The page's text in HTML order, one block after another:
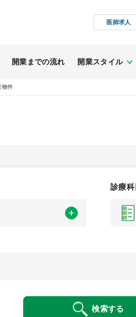
医師求人
開業までの流れ 開業スタイル
物件
診療科
検索する